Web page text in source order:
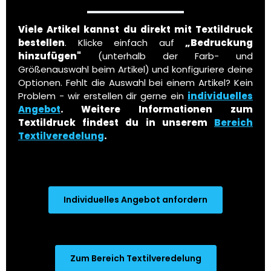
Viele Artikel kannst du direkt mit Textildruck
bestellen. Klicke einfach auf „Bedruckung
hinzufügen" (unterhalb der Farb- und
Größenauswahl beim Artikel) und konfiguriere deine
Optionen. Fehlt die Auswahl bei einem Artikel? Kein
Problem - wir erstellen dir gerne ein individuelles
Angebot. Weitere Informationen zum
Textildruck findest du in unserem
Bereich
Textilveredelung.
Individuelles Angebot anfordern
Zum Bereich Textilveredelung